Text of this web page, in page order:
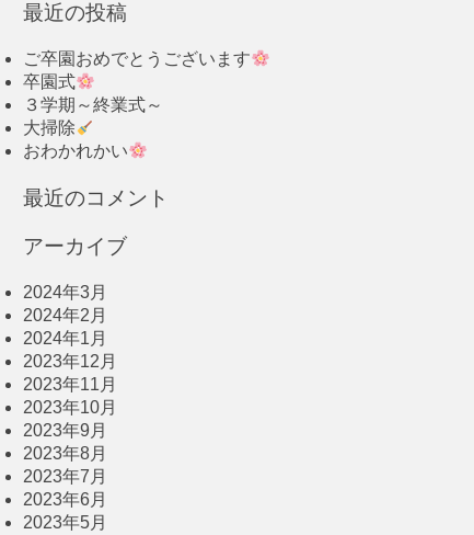
最近の投稿
ご卒園おめでとうございます
卒園式
３学期～終業式～
大掃除
おわかれかい
最近のコメント
アーカイブ
2024年3月
2024年2月
2024年1月
2023年12月
2023年11月
2023年10月
2023年9月
2023年8月
2023年7月
2023年6月
2023年5月